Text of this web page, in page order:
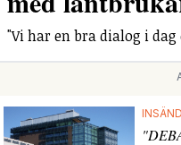
"Vi har en bra dialog i